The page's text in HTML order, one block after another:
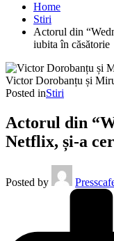
Home
Stiri
Actorul din
iubita în căsătorie
Victor Dorobanțu și
Posted inStiri
Actorul din
Netflix, și-a
Posted by